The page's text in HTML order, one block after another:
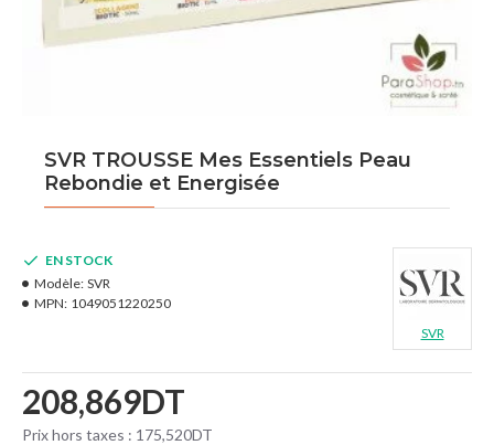
SVR TROUSSE Mes Essentiels Peau
Rebondie et Energisée
208,869DT
Prix hors taxes : 175,520DT
EN STOCK
Modèle: SVR
MPN: 1049051220250
SVR